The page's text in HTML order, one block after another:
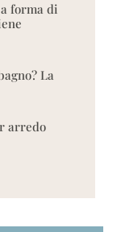
forma di
La
arredo